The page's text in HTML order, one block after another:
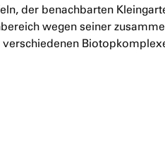
der benachbarten
wegen seiner